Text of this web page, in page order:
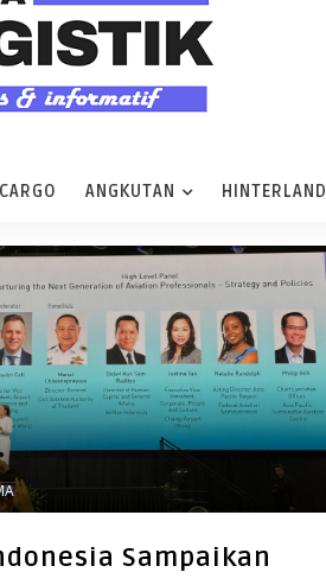
CARGO ANGKUTAN HINTERLAND
Sampaikan